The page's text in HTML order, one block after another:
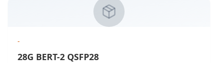
-
28G BERT-2 QSFP28